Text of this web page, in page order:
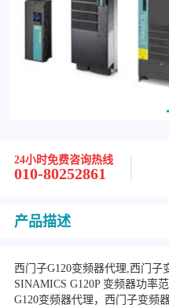
24小时免费咨询热线
010-80252861
产品描述
西门子G120变频器代理,西门子
SINAMICS G120P 变频器功率
G120变频器代理，西门子变频